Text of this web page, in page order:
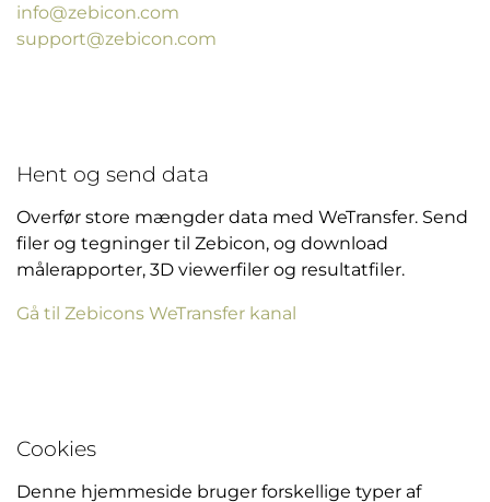
info@zebicon.com
support@zebicon.com
Hent og send data
Overfør store mængder data med WeTransfer. Send
filer og tegninger til Zebicon, og download
målerapporter, 3D viewerfiler og resultatfiler.
Gå til Zebicons WeTransfer kanal
Cookies
Denne hjemmeside bruger forskellige typer af